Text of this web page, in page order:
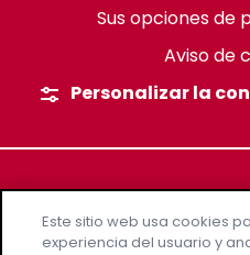
Sus opciones de
Aviso de
Personalizar la
Este sitio web usa cookies
experiencia del usuario y